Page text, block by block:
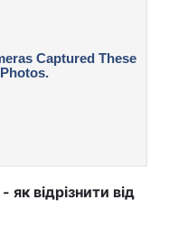
- як відрізнити від